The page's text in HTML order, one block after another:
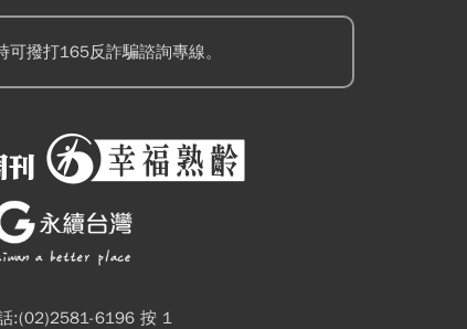
撥打165反詐騙諮詢專線。
:(02)2581-6196 按 1